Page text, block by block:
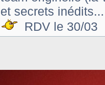
et secrets
RDV le 30/03